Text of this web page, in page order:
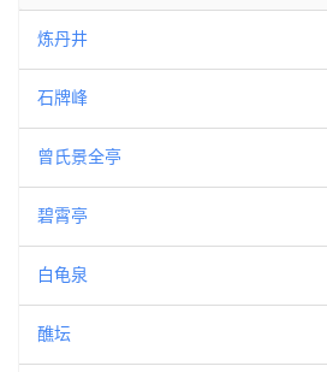
炼丹井
石牌峰
曾氏景全亭
碧霄亭
白龟泉
醮坛